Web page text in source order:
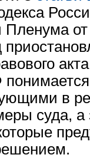
в
суда, а